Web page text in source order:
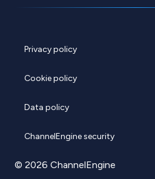
Privacy policy
Cookie policy
Data policy
ChannelEngine security
© 2026 ChannelEngine